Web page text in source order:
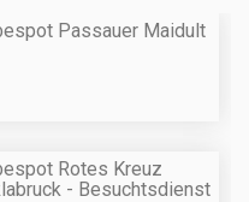
Passauer Maidult
Rotes Kreuz
- Besuchtsdienst